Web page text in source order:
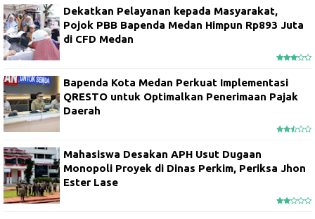
Dekatkan Pelayanan kepada Masyarakat,
Pojok PBB Bapenda Medan Himpun Rp893 Juta
di CFD Medan
Bapenda Kota Medan Perkuat Implementasi
QRESTO untuk Optimalkan Penerimaan Pajak
Daerah
Mahasiswa Desakan APH Usut Dugaan
Monopoli Proyek di Dinas Perkim, Periksa Jhon
Ester Lase